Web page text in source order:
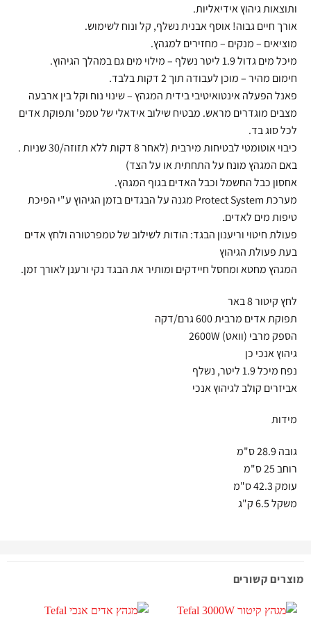
ותוצאות גיהוץ אידיאליות.
אורך חיים גבוה! אוסף אבנית נשלף, קל ונוח לשימוש.
מוציאים – מנקים – מחזירים למגהץ.
מיכל מים גדול 1.9 ליטר נשלף – מילוי מים גם במהלך הגיהוץ.
חימום מהיר – מוכן לעבודה תוך 2 דקות בלבד.
פאנל הפעלה אינטואיטיבי בידית המגהץ – שינוי נוח וקל בין ארבעה
מצבים מוגדרים מראש. מבטיח שילוב אידאלי של טמפ' ותפוקת אדים
לכל סוג בד.
כיבוי אוטומטי לבטיחות מירבית (לאחר 8 דקות ללא תזוזה/30 שניות .
באם המגהץ מונח על התחתית או על הצד)
אחסון כבל החשמל וכבל האדים בגוף המגהץ.
מערכת Protect System מגנה על הבגדים בזמן הגיהוץ ע"י הפיכת
טיפות מים לאדים.
פעולת חיטוי וריענון הבגד: הודות לשילוב של טמפרטורה ולחץ אדים
בעת פעולת הגיהוץ
המגהץ מחטא ומחסל חיידקים ומותיר את הבגד נקי ורענן לאורך זמן.
לחץ קיטור 8 באר
תפוקת אדים מרבית 600 גרם/דקה
הספק מרבי (וואט) 2600W
גיהוץ אנכי כן
נפח מיכל 1.9 ליטר, נשלף
אביזרים קולב לגיהוץ אנכי
מידות
גובה 28.9 ס"מ
רוחב 25 ס"מ
עומק 42.3 ס"מ
משקל 6.5 ק"ג
מוצרים קשורים